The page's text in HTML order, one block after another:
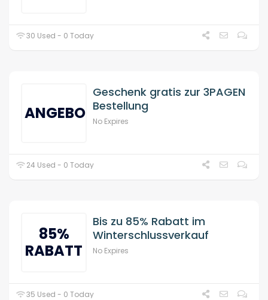
30 Used - 0 Today
ANGEBOT
Geschenk gratis zur 3PAGEN
Bestellung
No Expires
24 Used - 0 Today
85%
RABATT
Bis zu 85% Rabatt im
Winterschlussverkauf
No Expires
35 Used - 0 Today